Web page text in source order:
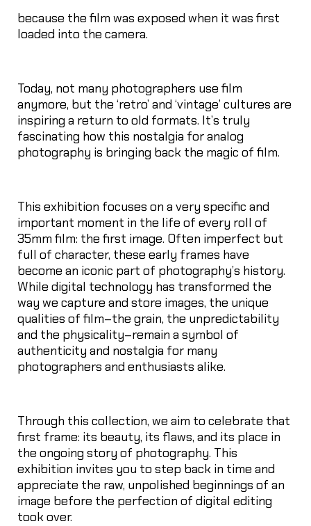
because the film was exposed when it was first
loaded into the camera.
Today, not many photographers use film
anymore, but the ‘retro’ and ‘vintage’ cultures are
inspiring a return to old formats. It’s truly
fascinating how this nostalgia for analog
photography is bringing back the magic of film.
This exhibition focuses on a very specific and
important moment in the life of every roll of
35mm film: the first image. Often imperfect but
full of character, these early frames have
become an iconic part of photography’s history.
While digital technology has transformed the
way we capture and store images, the unique
qualities of film–the grain, the unpredictability
and the physicality–remain a symbol of
authenticity and nostalgia for many
photographers and enthusiasts alike.
Through this collection, we aim to celebrate that
first frame: its beauty, its flaws, and its place in
the ongoing story of photography. This
exhibition invites you to step back in time and
appreciate the raw, unpolished beginnings of an
image before the perfection of digital editing
took over.